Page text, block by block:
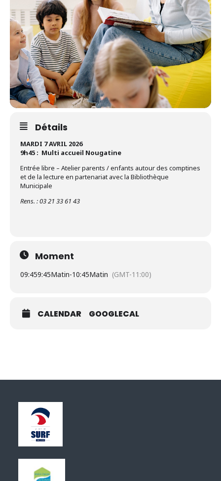
Détails
MARDI 7 AVRIL 2026
9h45 : Multi accueil Nougatine
Entrée libre – Atelier parents / enfants autour des comptines
et de la lecture en partenariat avec la Bibliothèque
Municipale
Rens. : 03 21 33 61 43
Moment
09:459:45Matin-10:45Matin (GMT-11:00)
CALENDAR GOOGLECAL